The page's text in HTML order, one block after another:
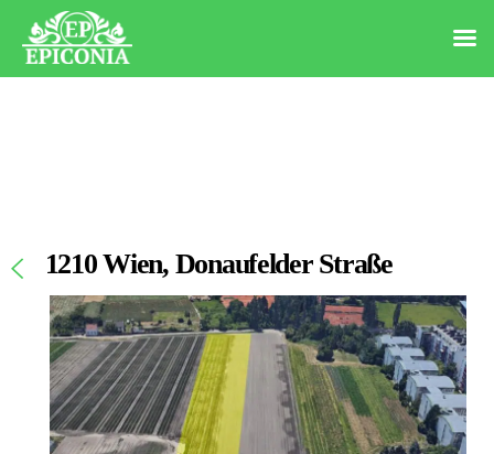
1210 Wien, Donaufelder Straße